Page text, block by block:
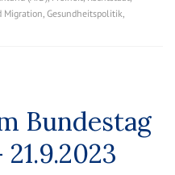
Migration Gesundheitspolitik
Bundestag